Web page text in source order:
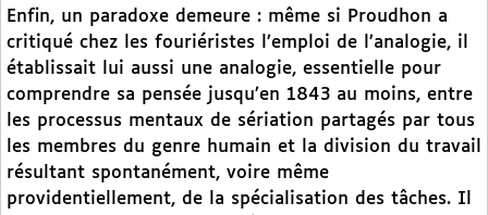
Enfin, un paradoxe demeure : même si Proudhon a
critiqué chez les fouriéristes l’emploi de l’analogie, il
établissait lui aussi une analogie, essentielle pour
comprendre sa pensée jusqu’en 1843 au moins, entre
les processus mentaux de sériation partagés par tous
les membres du genre humain et la division du travail
résultant spontanément, voire même
providentiellement, de la spécialisation des tâches. Il